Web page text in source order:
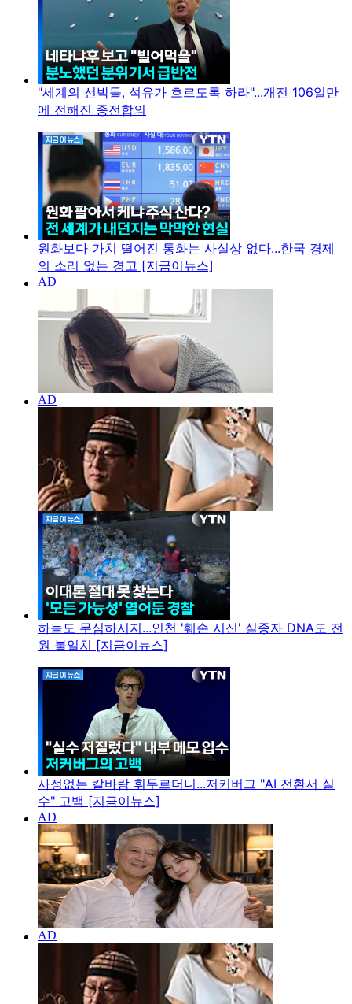
"세계의 선박들, 석유가 흐르도록 하라"...개전 106일만
에 전해진 종전합의
원화보다 가치 떨어진 통화는 사실상 없다...한국 경제
의 소리 없는 경고 [지금이뉴스]
하늘도 무심하시지...인천 '훼손 시신' 실종자 DNA도 전
원 불일치 [지금이뉴스]
사정없는 칼바람 휘두르더니...저커버그 "AI 전환서 실
수" 고백 [지금이뉴스]